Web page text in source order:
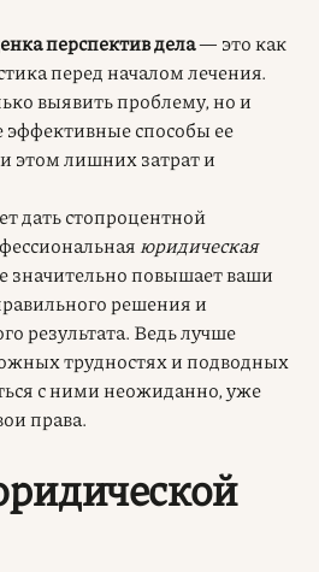
перспектив дела— это как
перед началом лечения.
выявить проблему, но и
эффективные способы ее
этом лишних затрат и
дать стопроцентной
юридическая
значительно повышает ваши
решения и
результата. Ведь лучше
трудностях и подводных
с ними неожиданно, уже
права.